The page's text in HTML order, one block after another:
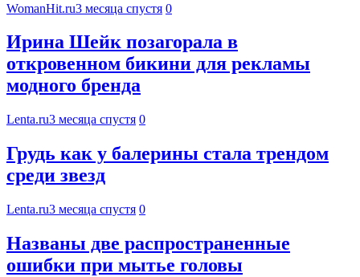
WomanHit.ru3 месяца спустя 0
Ирина Шейк позагорала в
откровенном бикини для рекламы
модного бренда
Lenta.ru3 месяца спустя 0
Грудь как у балерины стала трендом
среди звезд
Lenta.ru3 месяца спустя 0
Названы две распространенные
ошибки при мытье головы